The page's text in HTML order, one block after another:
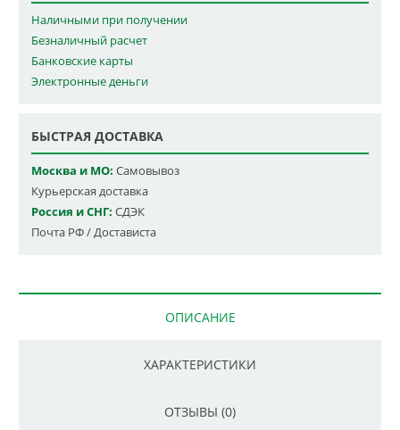
Наличными при получении
Безналичный расчет
Банковские карты
Электронные деньги
БЫСТРАЯ ДОСТАВКА
Москва и МО: Самовывоз
Курьерская доставка
Россия и СНГ: СДЭК
Почта РФ / Достависта
ОПИСАНИЕ
ХАРАКТЕРИСТИКИ
ОТЗЫВЫ (0)